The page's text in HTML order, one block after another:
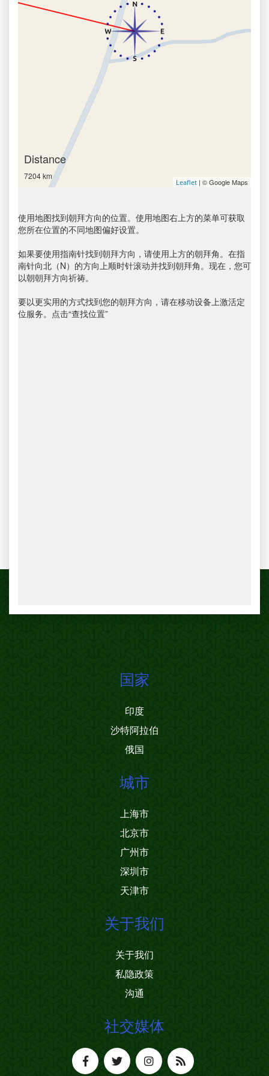
Distance
7204 km
Leaflet | © Google Maps
使用地图找到朝拜方向的位置。使用地图右上方的菜单可获取
您所在位置的不同地图偏好设置。
如果要使用指南针找到朝拜方向，请使用上方的朝拜角。在指
南针向北（N）的方向上顺时针滚动并找到朝拜角。现在，您可
以朝朝拜方向祈祷。
要以更实用的方式找到您的朝拜方向，请在移动设备上激活定
位服务。点击“查找位置”
国家
印度
沙特阿拉伯
俄国
城市
上海市
北京市
广州市
深圳市
天津市
关于我们
关于我们
私隐政策
沟通
社交媒体